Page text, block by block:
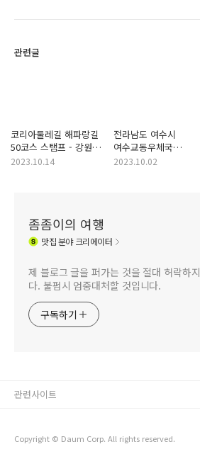
관련글
코리아둘레길 해파랑길
50코스 스탬프 - 강원도
고성군 현내면 마차진
2023.10.14
전라남도 여수시
여수교동우체국
관광우편날짜도장 -
2023.10.02
좀좀이의 여행
맛집분야 크리에이터
제 블로그 글을 퍼가는 것을 절대 허락하
다. 불펌시 엄중대처할 것입니다.
구독하기
Copyright © Daum Corp. All rights reserved.
관련사이트